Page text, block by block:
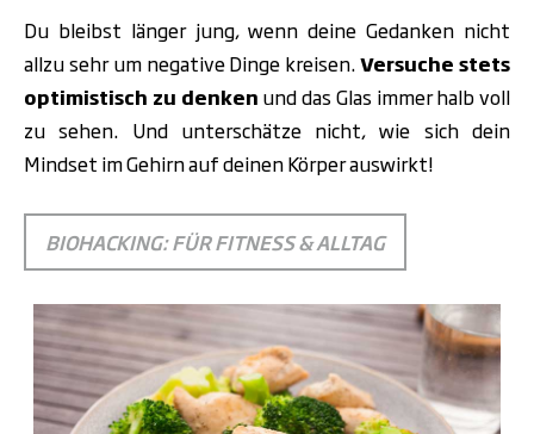
Du bleibst länger jung, wenn deine Gedanken nicht
allzu sehr um negative Dinge kreisen.Versuche stets
optimistisch zu denken und das Glas immer halb voll
zu sehen. Und unterschätze nicht, wie sich dein
Mindset im Gehirn auf deinen Körper auswirkt!
BIOHACKING: FÜR FITNESS & ALLTAG